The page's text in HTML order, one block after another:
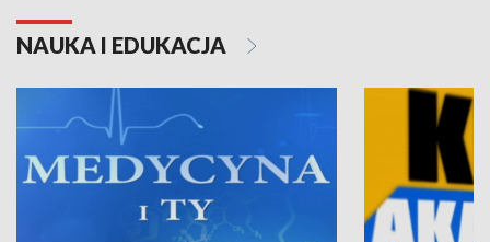
NAUKA I EDUKACJA